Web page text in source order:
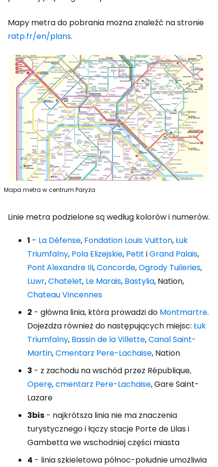
Mapy metra do pobrania można znaleźć na stronie
ratp.fr/en/plans.
Mapa metra w centrum Paryża
Linie metra podzielone są według kolorów i numerów.
1 - La Défense, Fondation Louis Vuitton,Łuk
Triumfalny, Pola Elizejskie, Petit iGrand Palais,
PontAlexandre III,Concorde,Ogrody Tuileries,
Luwr,Chatelet, Le Marais, Bastylia, Nation,
Chateau Vincennes
2 - główna linia, która prowadzi do Montmartre.
Dojeżdża również do następujących miejsc: Łuk
Triumfalny, Bassin de la Villette,Canal Saint-
Martin,Cmentarz Pere-Lachaise, Nation
3 - z zachodu na wschód przez République,
Operę,cmentarz Pere-Lachaise, Gare Saint-
Lazare
3bis - najkrótsza linia nie ma znaczenia
turystycznego i łączy stacje Porte de Lilas i
Gambetta we wschodniej części miasta
4 - linia szkieletowa północ-południe umożliwia